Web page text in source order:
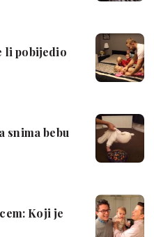
li pobijedio
snima bebu
Koji je